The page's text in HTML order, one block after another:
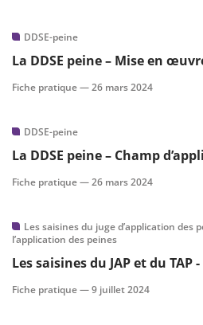
DDSE-peine
La DDSE peine – Mise en
Fiche pratique —26 mars 2024
DDSE-peine
La DDSE peine – Champ
Fiche pratique —26 mars 2024
Les saisines du juge d’application des
l’application des peines
Les saisines du JAP et du TAP
Fiche pratique —9 juillet 2024